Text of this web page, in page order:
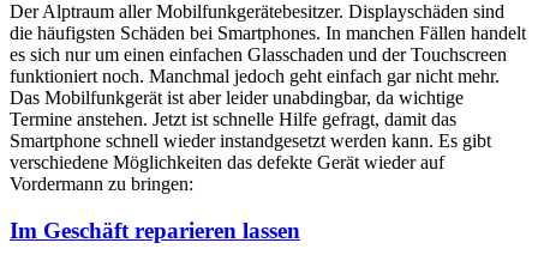
Der Alptraum aller Mobilfunkgerätebesitzer. Displayschäden sind
die häufigsten Schäden bei Smartphones. In manchen Fällen handelt
es sich nur um einen einfachen Glasschaden und der Touchscreen
funktioniert noch. Manchmal jedoch geht einfach gar nicht mehr.
Das Mobilfunkgerät ist aber leider unabdingbar, da wichtige
Termine anstehen. Jetzt ist schnelle Hilfe gefragt, damit das
Smartphone schnell wieder instandgesetzt werden kann. Es gibt
verschiedene Möglichkeiten das defekte Gerät wieder auf
Vordermann zu bringen:
Im Geschäft reparieren lassen